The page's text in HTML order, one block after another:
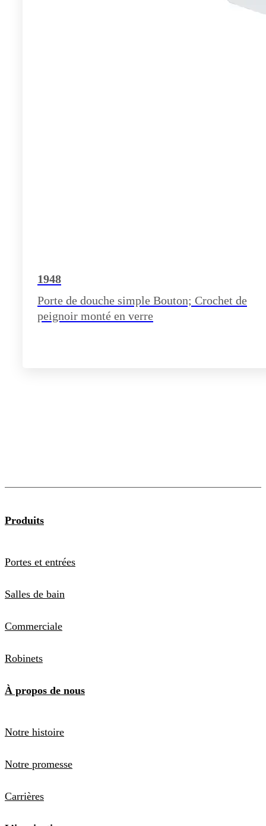
1948
Porte de douche simple Bouton; Crochet de
peignoir monté en verre
Produits
Portes et entrées
Salles de bain
Commerciale
Robinets
À propos de nous
Notre histoire
Notre promesse
Carrières